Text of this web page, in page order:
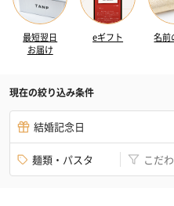
最短翌日
お届け
eギフト 名前
現在の絞り込み条件
結婚記念日
麺類・パスタ こだ